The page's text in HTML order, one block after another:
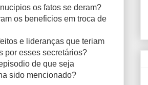
os fatos se deram?
os beneficios em troca de
e lideranças que teriam
por esses secretários?
de que seja
sido mencionado?